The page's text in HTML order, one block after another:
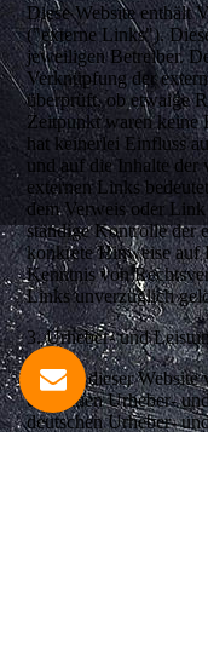
Diese Website enthält
("externe Links").
jeweiligen Betreiber.
Verknüpfung der
überprüft, ob etwaige
Zeitpunkt waren keine
hat keinerlei Einfluss
und auf die Inhalte der
externen Links
dem Verweis oder
ständige Kontrolle der
konkrete Hinweise auf
Kenntnis von
Links unverzüglich
3. Urheber- und
Die auf dieser
deutschen Urheber-
deutschen Urheber-